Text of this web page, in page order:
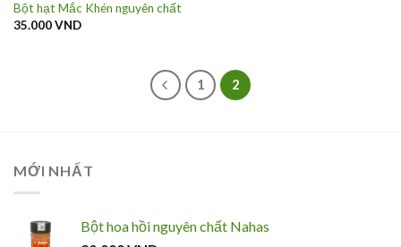
Bột hạt Mắc Khén nguyên chất
35.000VND
1 2
MỚI NHẤT
Bột hoa hồi nguyên chất Nahas